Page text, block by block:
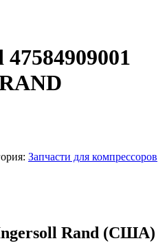
Запчасти для компрессоров
Rand (США)